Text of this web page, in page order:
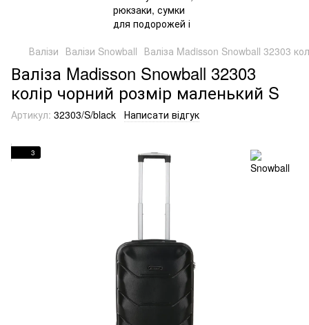
Валізи Валізи Snowball Валіза Madisson Snowball 32303
Валіза Madisson Snowball 32303
колір чорний розмір маленький S
Артикул: 32303/S/black Написати відгук
3